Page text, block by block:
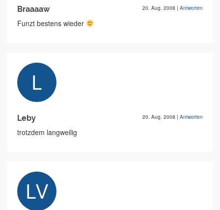
Braaaaw 20. Aug. 2008 | Antworten
Funzt bestens wieder
Leby 20. Aug. 2008 | Antworten
trotzdem langweilig